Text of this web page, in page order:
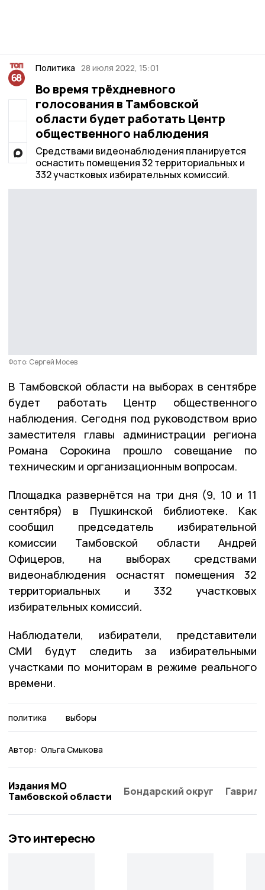
Политика 28 июля 2022, 15:01
Во время трёхдневного
голосования в Тамбовской
области будет работать Центр
общественного наблюдения
Средствами видеонаблюдения планируется
оснастить помещения 32 территориальных и
332 участковых избирательных комиссий.
Фото: Сергей Мосев
В Тамбовской области на выборах в сентябре
будет работать Центр общественного
наблюдения. Сегодня под руководством врио
заместителя главы администрации региона
Романа Сорокина прошло совещание по
техническим и организационным вопросам.
Площадка развернётся на три дня (9, 10 и 11
сентября) в Пушкинской библиотеке. Как
сообщил председатель избирательной
комиссии Тамбовской области Андрей
Офицеров, на выборах средствами
видеонаблюдения оснастят помещения 32
территориальных и 332 участковых
избирательных комиссий.
Наблюдатели, избиратели, представители
СМИ будут следить за избирательными
участками по мониторам в режиме реального
времени.
политика выборы
Автор: Ольга Смыкова
Издания МО
Тамбовской области
Бондарский округ
Это интересно